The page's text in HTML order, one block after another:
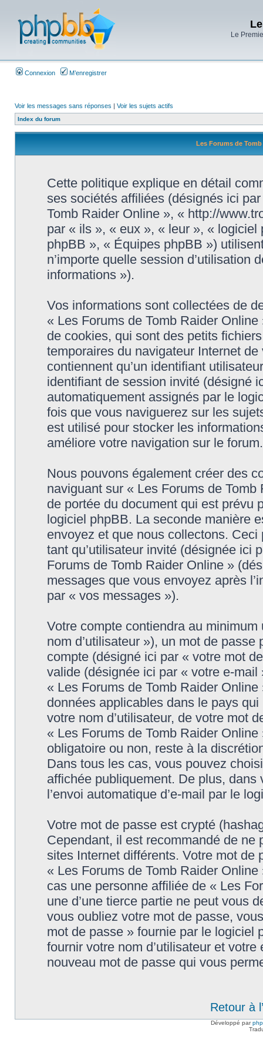
Le
Connexion M’enregistrer
Voir les messages sans réponses | Voir les sujets actifs
Index du forum
Les Forums de
Cette politique explique en détail
ses sociétés affiliées (désignés ici
Tomb Raider Online », « http://
par « ils », « eux », « leur », «
phpBB », « Équipes phpBB »)
n’importe quelle session d’utilisation
informations »).
Vos informations sont collectées de
« Les Forums de Tomb Raider
de cookies, qui sont des petits
temporaires du navigateur Internet
contiennent qu’un identifiant
identifiant de session invité (désigné
automatiquement assignés par le
fois que vous naviguerez sur les
est utilisé pour stocker les
améliore votre navigation sur le forum.
Nous pouvons également créer des
naviguant sur « Les Forums de
de portée du document qui est prévu
logiciel phpBB. La seconde manière
envoyez et que nous collectons.
tant qu’utilisateur invité (désignée ici
Forums de Tomb Raider Online »
messages que vous envoyez après
par « vos messages »).
Votre compte contiendra au
nom d’utilisateur »), un mot de
compte (désigné ici par « votre mot
valide (désignée ici par « votre e-
« Les Forums de Tomb Raider
données applicables dans le pays
votre nom d’utilisateur, de votre mot
« Les Forums de Tomb Raider
obligatoire ou non, reste à la
Dans tous les cas, vous pouvez
affichée publiquement. De plus,
l’envoi automatique d’e-mail par le
Votre mot de passe est crypté
Cependant, il est recommandé de
sites Internet différents. Votre mot de
« Les Forums de Tomb Raider
cas une personne affiliée de « Les
une d’une tierce partie ne peut vous
vous oubliez votre mot de passe,
mot de passe » fournie par le logiciel
fournir votre nom d’utilisateur et
nouveau mot de passe qui vous
Retour à
Développé par